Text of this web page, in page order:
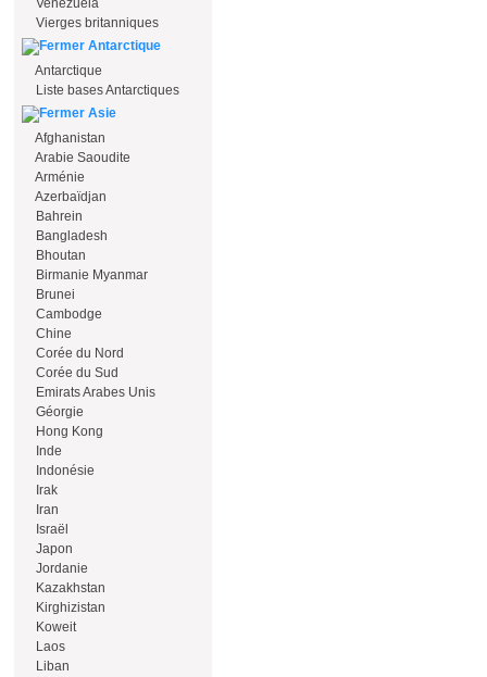
Venezuela
Vierges britanniques
Antarctique
Antarctique
Liste bases Antarctiques
Asie
Afghanistan
Arabie Saoudite
Arménie
Azerbaïdjan
Bahrein
Bangladesh
Bhoutan
Birmanie Myanmar
Brunei
Cambodge
Chine
Corée du Nord
Corée du Sud
Emirats Arabes Unis
Géorgie
Hong Kong
Inde
Indonésie
Irak
Iran
Israël
Japon
Jordanie
Kazakhstan
Kirghizistan
Koweit
Laos
Liban